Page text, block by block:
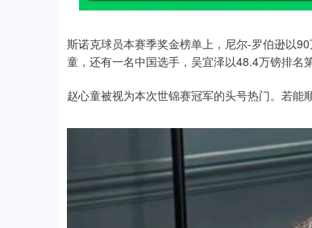
斯诺克球员本赛季奖金榜单上，尼尔-罗伯逊以
童，还有一名中国选手，吴宜泽以48.4万镑排名第
赵心童被视为本次世锦赛冠军的头号热门。若能